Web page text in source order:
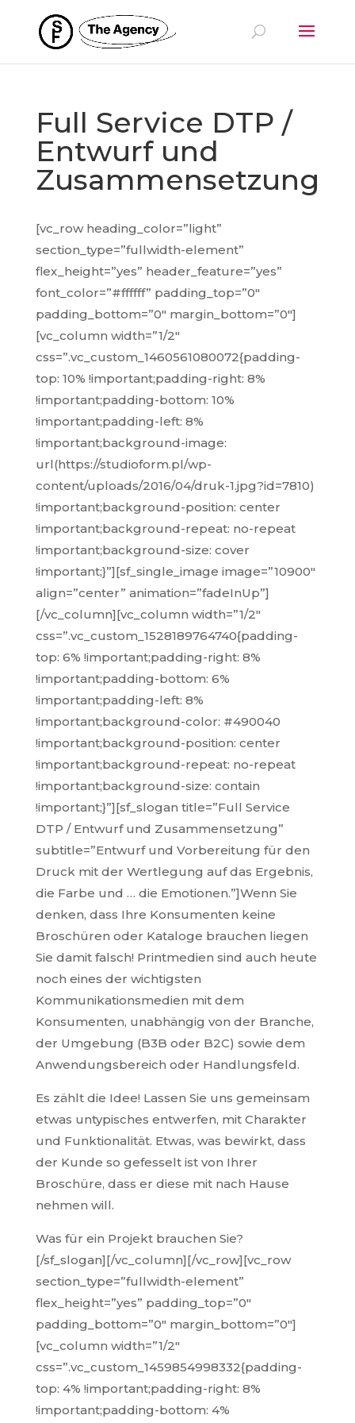
Full Service DTP /
Entwurf und
Zusammensetzung
[vc_row heading_color=”light”
section_type=”fullwidth-element”
flex_height=”yes” header_feature=”yes”
font_color=”#ffffff” padding_top=”0″
padding_bottom=”0″ margin_bottom=”0″]
[vc_column width=”1/2″
css=”.vc_custom_1460561080072{padding-
top: 10% !important;padding-right: 8%
!important;padding-bottom: 10%
!important;padding-left: 8%
!important;background-image:
url(https://studioform.pl/wp-
content/uploads/2016/04/druk-1.jpg?id=7810)
!important;background-position: center
!important;background-repeat: no-repeat
!important;background-size: cover
!important;}”][sf_single_image image=”10900″
align=”center” animation=”fadeInUp”]
[/vc_column][vc_column width=”1/2″
css=”.vc_custom_1528189764740{padding-
top: 6% !important;padding-right: 8%
!important;padding-bottom: 6%
!important;padding-left: 8%
!important;background-color: #490040
!important;background-position: center
!important;background-repeat: no-repeat
!important;background-size: contain
!important;}”][sf_slogan title=”Full Service
DTP / Entwurf und Zusammensetzung”
subtitle=”Entwurf und Vorbereitung für den
Druck mit der Wertlegung auf das Ergebnis,
die Farbe und … die Emotionen.”]Wenn Sie
denken, dass Ihre Konsumenten keine
Broschüren oder Kataloge brauchen liegen
Sie damit falsch! Printmedien sind auch heute
noch eines der wichtigsten
Kommunikationsmedien mit dem
Konsumenten, unabhängig von der Branche,
der Umgebung (B3B oder B2C) sowie dem
Anwendungsbereich oder Handlungsfeld.
Es zählt die Idee! Lassen Sie uns gemeinsam
etwas untypisches entwerfen, mit Charakter
und Funktionalität. Etwas, was bewirkt, dass
der Kunde so gefesselt ist von Ihrer
Broschüre, dass er diese mit nach Hause
nehmen will.
Was für ein Projekt brauchen Sie?
[/sf_slogan][/vc_column][/vc_row][vc_row
section_type=”fullwidth-element”
flex_height=”yes” padding_top=”0″
padding_bottom=”0″ margin_bottom=”0″]
[vc_column width=”1/2″
css=”.vc_custom_1459854998332{padding-
top: 4% !important;padding-right: 8%
!important;padding-bottom: 4%